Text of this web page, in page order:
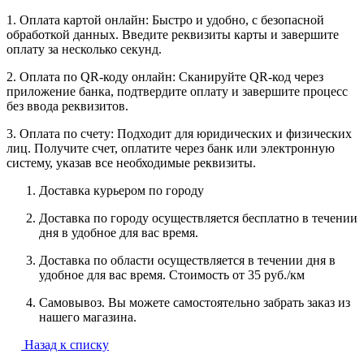
1. Оплата картой онлайн: Быстро и удобно, с безопасной
обработкой данных. Введите реквизиты карты и завершите
оплату за несколько секунд.
2. Оплата по QR-коду онлайн: Сканируйте QR-код через
приложение банка, подтвердите оплату и завершите процесс
без ввода реквизитов.
3. Оплата по счету: Подходит для юридических и физических
лиц. Получите счет, оплатите через банк или электронную
систему, указав все необходимые реквизиты.
Доставка курьером по городу
Доставка по городу осуществляется бесплатно в течении
дня в удобное для вас время.
Доставка по области осуществляется в течении дня в
удобное для вас время. Стоимость от 35 руб./км
Самовывоз. Вы можете самостоятельно забрать заказ из
нашего магазина.
Назад к списку